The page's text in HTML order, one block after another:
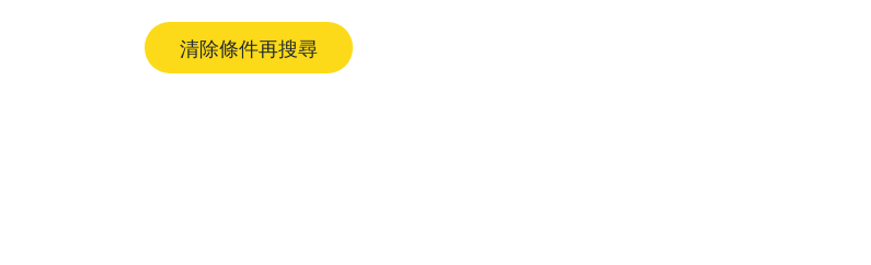
清除條件再搜尋